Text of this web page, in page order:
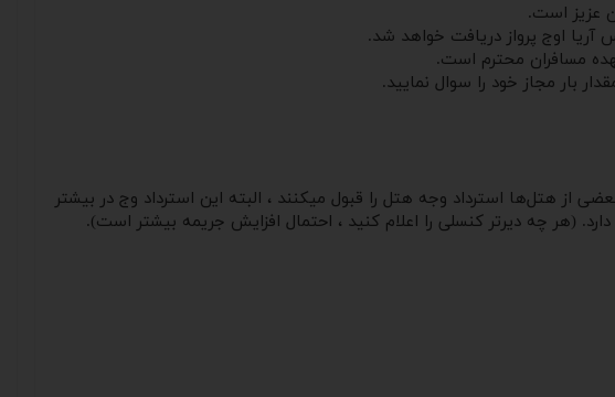
عزیز است.
اوج پرواز دریافت خواهد شد.
بار مجاز خود را سوال نمایید.
هتل‌ها استرداد وجه هتل را قبول میکنند ، البته این استرداد وج در بیشتر
(هر چه دیرتر کنسلی را اعلام کنید ، احتمال افزایش جریمه بیشتر است).